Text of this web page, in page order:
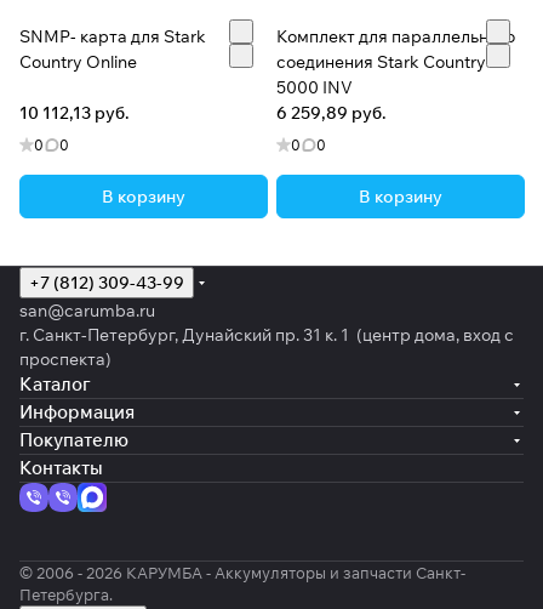
SNMP- карта для Stark
Country Online
10 112,13 руб.
0 0
В корзину
Комплект для параллельного
соединения Stark Country
5000 INV
6 259,89 руб.
0 0
В корзину
+7 (812) 309-43-99
san@carumba.ru
г. Санкт-Петербург, Дунайский пр. 31 к. 1 (центр дома, вход с
проспекта)
Каталог
Информация
Покупателю
Контакты
© 2006 - 2026 КАРУМБА - Аккумуляторы и запчасти Санкт-
Петербурга.